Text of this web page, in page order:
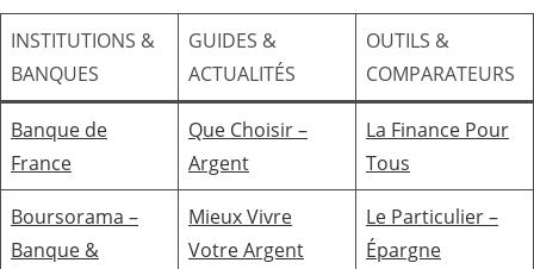
INSTITUTIONS &
BANQUES
GUIDES &
ACTUALITÉS
OUTILS &
COMPARATEURS
Banque de
France
Que Choisir –
Argent
La Finance Pour
Tous
Boursorama –
Banque &
Mieux Vivre
Votre Argent
Le Particulier –
Épargne